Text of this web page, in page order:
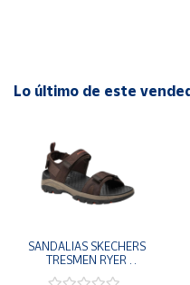
Lo último de este
SANDALIAS SKECHERS
TRESMEN RYER